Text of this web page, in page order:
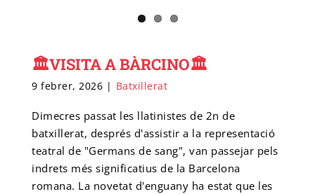
🏛VISITA A BÀRCINO🏛
9 febrer, 2026 | Batxillerat
Dimecres passat les llatinistes de 2n de
batxillerat, després d'assistir a la representació
teatral de "Germans de sang", van passejar pels
indrets més significatius de la Barcelona
romana. La novetat d'enguany ha estat que les